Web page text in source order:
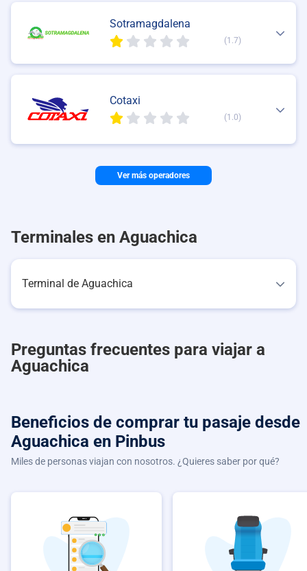
Sotramagdalena
(1.7)
Cotaxi
(1.0)
Ver más operadores
Terminales en Aguachica
Terminal de Aguachica
Preguntas frecuentes para viajar a
Aguachica
Beneficios de comprar tu pasaje desde
Aguachica en Pinbus
Miles de personas viajan con nosotros. ¿Quieres saber por qué?